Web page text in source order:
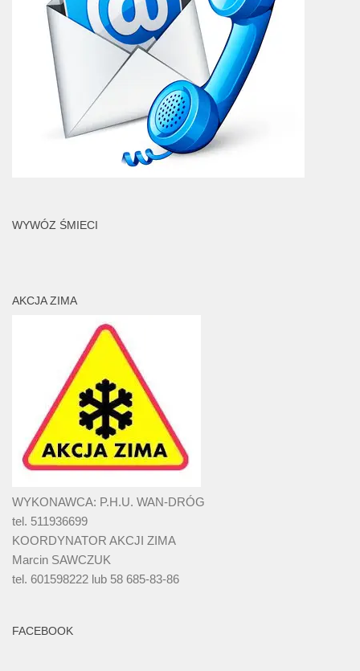
WYWÓZ ŚMIECI
AKCJA ZIMA
WYKONAWCA: P.H.U. WAN-DRÓG
tel. 511936699
KOORDYNATOR AKCJI ZIMA
Marcin SAWCZUK
tel. 601598222 lub 58 685-83-86
FACEBOOK